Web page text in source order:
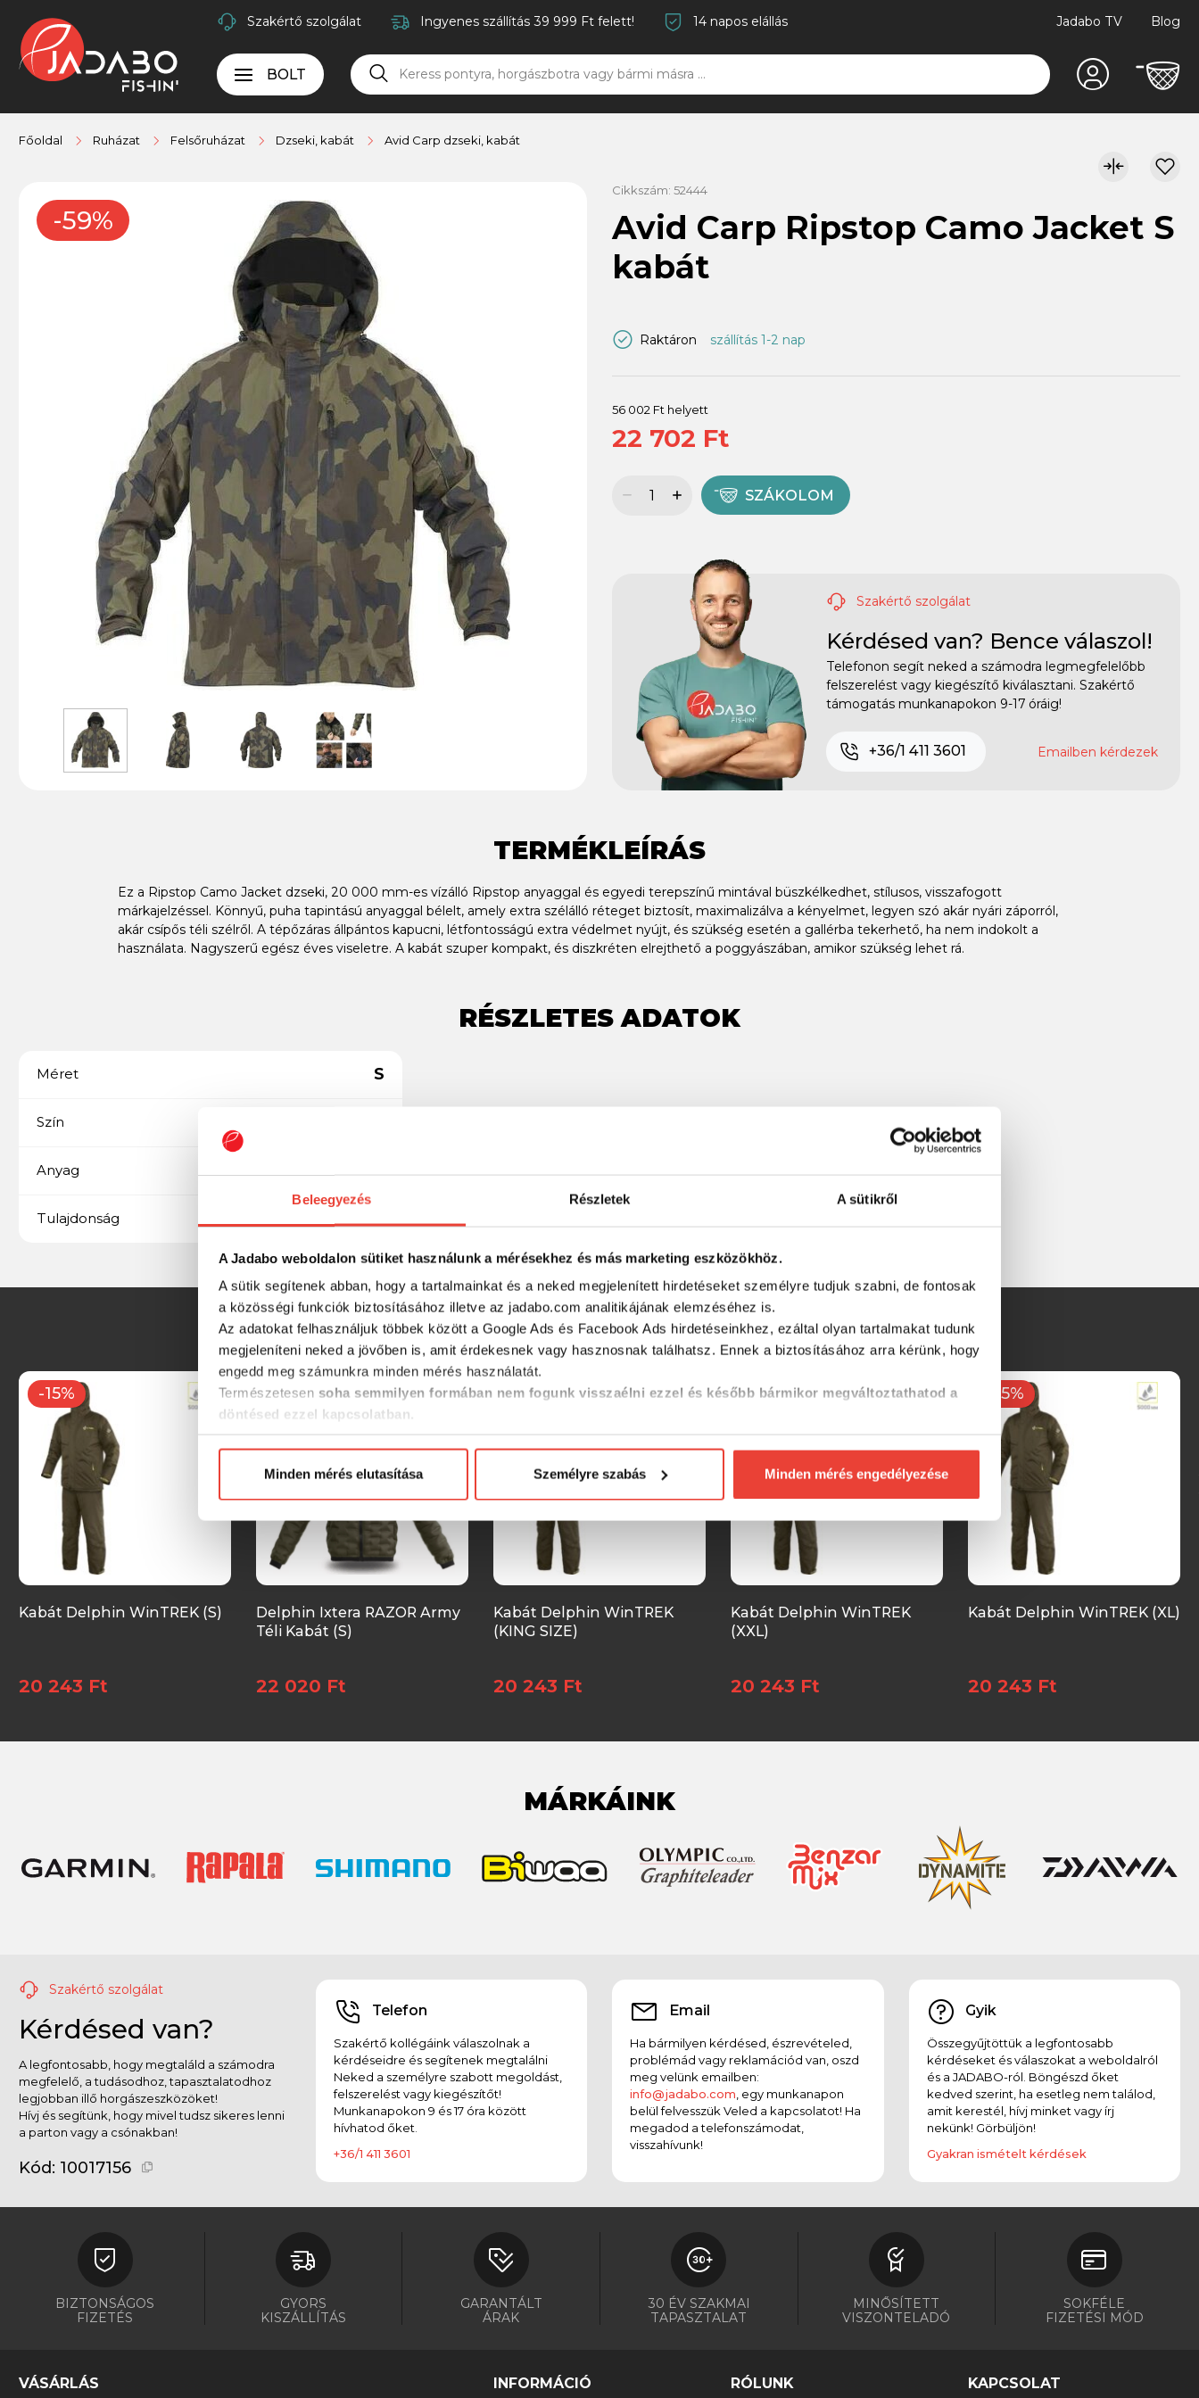
Beleegyezés Részletek A sütikről
A Jadabo weboldalon sütiket használunk a mérésekhez és más marketing eszközökhöz.
A sütik segítenek abban, hogy a tartalmainkat és a neked megjelenített hirdetéseket személyre tudjuk szabni, de fontosak
a közösségi funkciók biztosításához illetve az jadabo.com analitikájának elemzéséhez is.
Az adatokat felhasználjuk többek között a Google Ads és Facebook Ads hirdetéseinkhez, ezáltal olyan tartalmakat tudunk
megjeleníteni neked a jövőben is, amit érdekesnek vagy hasznosnak találhatsz. Ennek a biztosításához arra kérünk, hogy
engedd meg számunkra minden mérés használatát.
Természetesen soha semmilyen formában nem fogunk visszaélni ezzel és később bármikor megváltoztathatod a
döntésed ezzel kapcsolatban.
Előre is köszönjük!
Minden mérés elutasítása Személyre szabás Minden mérés engedélyezése
Szakértő szolgálat Ingyenes szállítás 39 999 Ft felett! 14 napos elállás Jadabo TV Blog
BOLT
Főoldal Ruházat Felsőruházat Dzseki, kabát Avid Carp dzseki, kabát
-59%
Cikkszám: 52444
Avid Carp Ripstop Camo Jacket S
kabát
Raktáron szállítás 1-2 nap
56 002 Ft helyett
22 702 Ft
SZÁKOLOM
Szakértő szolgálat
Kérdésed van? Bence válaszol!
Telefonon segít neked a számodra legmegfelelőbb
felszerelést vagy kiegészítő kiválasztani. Szakértő
támogatás munkanapokon 9-17 óráig!
+36/1 411 3601 Emailben kérdezek
TERMÉKLEÍRÁS
Ez a Ripstop Camo Jacket dzseki, 20 000 mm-es vízálló Ripstop anyaggal és egyedi terepszínű mintával büszkélkedhet, stílusos, visszafogott
márkajelzéssel. Könnyű, puha tapintású anyaggal bélelt, amely extra szélálló réteget biztosít, maximalizálva a kényelmet, legyen szó akár nyári záporról,
akár csípős téli szélről. A tépőzáras állpántos kapucni, létfontosságú extra védelmet nyújt, és szükség esetén a gallérba tekerhető, ha nem indokolt a
használata. Nagyszerű egész éves viseletre. A kabát szuper kompakt, és diszkréten elrejthető a poggyászában, amikor szükség lehet rá.
RÉSZLETES ADATOK
Méret S
Szín
Anyag Ripstop
Tulajdonság Vízálló
SZINTÉN KIVÁLÓAK
-15%
Kabát Delphin WinTREK (S)
20 243 Ft
-15%
Delphin Ixtera RAZOR Army
Téli Kabát (S)
22 020 Ft
-15%
Kabát Delphin WinTREK
(KING SIZE)
20 243 Ft
-15%
Kabát Delphin WinTREK
(XXL)
20 243 Ft
-15%
Kabát Delphin WinTREK (XL)
20 243 Ft
MÁRKÁINK
Szakértő szolgálat
Kérdésed van?
A legfontosabb, hogy megtaláld a számodra
megfelelő, a tudásodhoz, tapasztalatodhoz
legjobban illő horgászeszközöket!
Hívj és segítünk, hogy mivel tudsz sikeres lenni
a parton vagy a csónakban!
Kód: 10017156
Telefon
Szakértő kollégáink válaszolnak a
kérdéseidre és segítenek megtalálni
Neked a személyre szabott megoldást,
felszerelést vagy kiegészítőt!
Munkanapokon 9 és 17 óra között
hívhatod őket.
+36/1 411 3601
Email
Ha bármilyen kérdésed, észrevételed,
problémád vagy reklamációd van, oszd
meg velünk emailben:
info@jadabo.com , egy munkanapon
belül felvesszük Veled a kapcsolatot! Ha
megadod a telefonszámodat,
visszahívunk!
Gyik
Összegyűjtöttük a legfontosabb
kérdéseket és válaszokat a weboldalról
és a JADABO-ról. Böngészd őket
kedved szerint, ha esetleg nem találod,
amit kerestél, hívj minket vagy írj
nekünk! Görbüljön!
Gyakran ismételt kérdések
BIZTONSÁGOS
FIZETÉS
GYORS
KISZÁLLÍTÁS
GARANTÁLT
ÁRAK
30 ÉV SZAKMAI
TAPASZTALAT
MINŐSÍTETT
VISZONTELADÓ
SOKFÉLE
FIZETÉSI MÓD
VÁSÁRLÁS INFORMÁCIÓ RÓLUNK KAPCSOLAT